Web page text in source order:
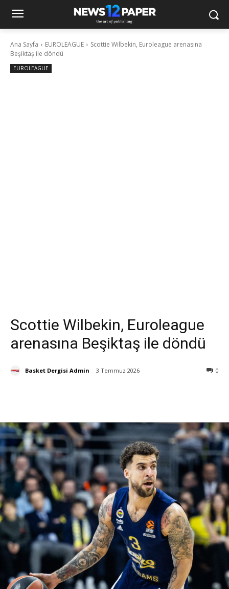
Ana Sayfa EUROLEAGUE
Scottie Wilbekin, Euroleague arenasına
Beşiktaş ile döndü
EUROLEAGUE
Scottie Wilbekin, Euroleague
arenasına Beşiktaş ile döndü
Basket Dergisi Admin 3 Temmuz 2026 0